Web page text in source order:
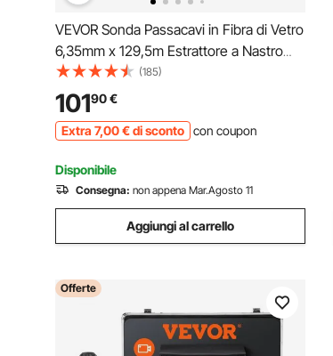
VEVOR Sonda Passacavi in Fibra di Vetro
6,35mm x 129,5m Estrattore a Nastro
per Cavo Elettrico con 3 Teste di
Trazione e Supporto in Metallo
Strumento di Installazione del Cavo
Elettrico in Fiberglass
(185)
10190€
Extra 7,00€di sconto con coupon
Disponibile
Consegna: non appena Mar.Agosto 11
Aggiungi al carrello
Offerte